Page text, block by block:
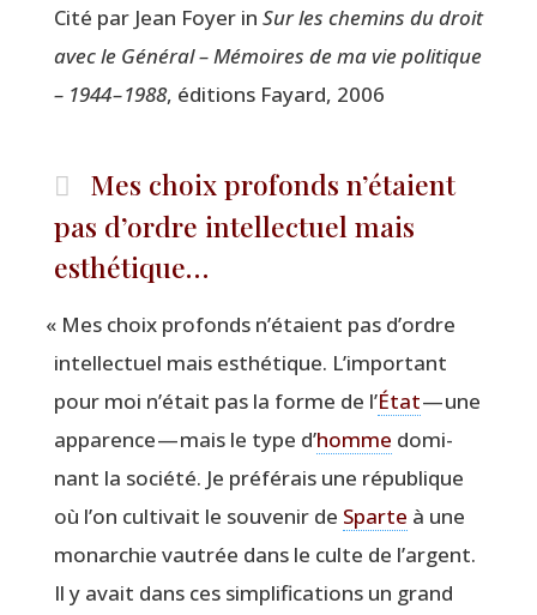
Cité par Jean Foyer in Sur les che­mins du droit
avec le Géné­ral – Mémoires de ma vie poli­tique
– 1944 – 1988, édi­tions Fayard, 2006
Mes choix profonds n’étaient
pas d’ordre intellectuel mais
esthétique…
« Mes choix pro­fonds n’étaient pas d’ordre
intel­lec­tuel mais esthé­tique. L’important
pour moi n’était pas la forme de l’État— une
appa­rence — mais le type d’homme domi­
nant la socié­té. Je pré­fé­rais une répu­blique
où l’on culti­vait le sou­ve­nir de Sparte à une
monar­chie vau­trée dans le culte de l’argent.
Il y avait dans ces sim­pli­fi­ca­tions un grand